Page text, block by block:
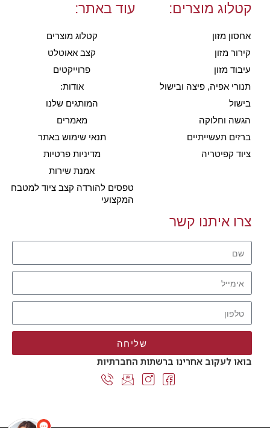
קטלוג מוצרים:
אחסון מזון
קירור מזון
עיבוד מזון
תנורי אפיה, פיצה ובישול
בישול
הגשה וחלוקה
ברזים תעשייתיים
ציוד קפיטריה
עוד באתר:
קטלוג מוצרים
קצב אאוטלט
פרוייקטים
אודות:
המותגים שלנו
מאמרים
תנאי שימוש באתר
מדיניות פרטיות
אמנת שירות
טפסים להורדה קצב ציוד למטבח
המקצועי
צרו איתנו קשר
שליחה
בואו לעקוב אחרינו ברשתות החברתיות